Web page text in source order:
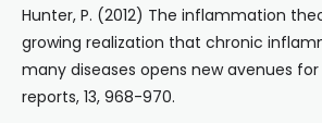
Hunter, P. (2012) The inflammation
growing realization that chronic
many diseases opens new avenues
reports, 13, 968-970.